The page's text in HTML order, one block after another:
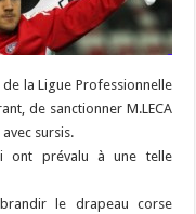
la Ligue Professionnelle
de sanctionner M.LECA
sursis.
ont prévalu à une telle
le drapeau corse